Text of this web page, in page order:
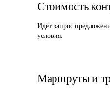
Стоимость
Идёт запрос
условия.
Маршруты и